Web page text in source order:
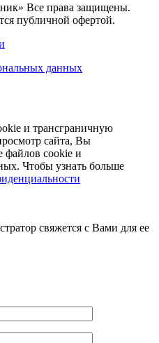
Все права защищены.
публичной офертой.
данных
и трансграничную
сайта, Вы
файлов cookie и
Чтобы узнать больше
свяжется с Вами для ее